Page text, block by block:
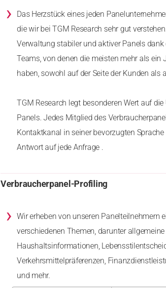
›
Das Herzstück eines jeden
die wir bei TGM Research sehr gut
Verwaltung stabiler und aktiver Panels
Teams, von denen die meisten mehr als ein
haben, sowohl auf der Seite der Kunden als
TGM Research legt besonderen Wert auf
Panels. Jedes Mitglied des
Kontaktkanal in seiner bevorzugten
Antwort auf jede Anfrage .
Verbraucherpanel-Profiling
› Wir erheben von unseren Panelteilnehmern
verschiedenen Themen, darunter
Haushaltsinformationen,
Verkehrsmittelpräferenzen,
und mehr.